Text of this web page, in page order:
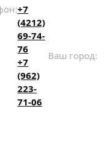
+7
(4212)
69-74-
76
+7
(962)
223-
71-06
Ваш город: